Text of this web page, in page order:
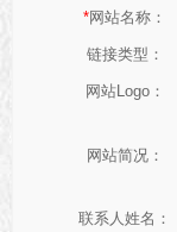
*网站名称：
链接类型：
网站Logo：
网站简况：
联系人姓名：